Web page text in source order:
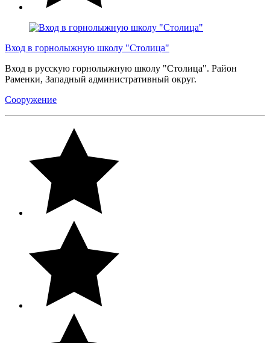
Вход в горнолыжную школу "Столица"
Вход в русскую горнолыжную школу "Столица". Район
Раменки, Западный административный округ.
Сооружение